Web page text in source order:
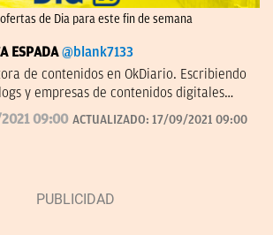
de Dia para este fin de semana
ESPADA @blank7133
de contenidos en OkDiario. Escribiendo
y empresas de contenidos digitales
09:00 ACTUALIZADO: 17/09/2021 09:00